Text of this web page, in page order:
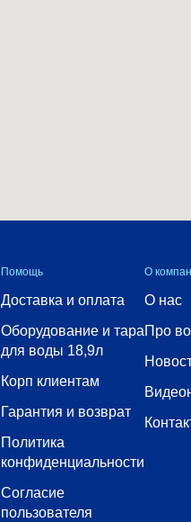
Помощь
Доставка и оплата
Оборудование и тара
для воды 18,9л
Корп клиентам
Гарантия и возврат
Политика
конфиденциальности
Согласие
пользователя
О
О нас
Про